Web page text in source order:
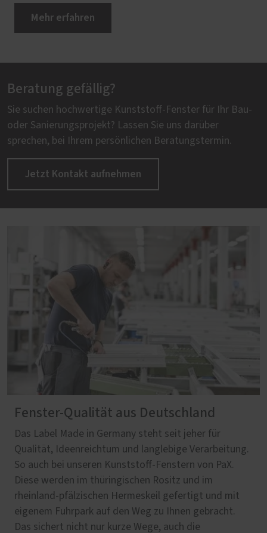
Mehr erfahren
Beratung gefällig?
Sie suchen hochwertige Kunststoff-Fenster für Ihr Bau-
oder Sanierungsprojekt? Lassen Sie uns darüber
sprechen, bei Ihrem persönlichen Beratungstermin.
Jetzt Kontakt aufnehmen
Fenster-Qualität aus Deutschland
Das Label Made in Germany steht seit jeher für
Qualität, Ideenreichtum und langlebige Verarbeitung.
So auch bei unseren Kunststoff-Fenstern von PaX.
Diese werden im thüringischen Rositz und im
rheinland-pfälzischen Hermeskeil gefertigt und mit
eigenem Fuhrpark auf den Weg zu Ihnen gebracht.
Das sichert nicht nur kurze Wege, auch die